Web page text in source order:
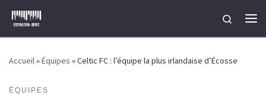
Passer au contenu
Search
Accueil»Équipes »Celtic FC : l’équipe la plus irlandaise d’Écosse
ÉQUIPES